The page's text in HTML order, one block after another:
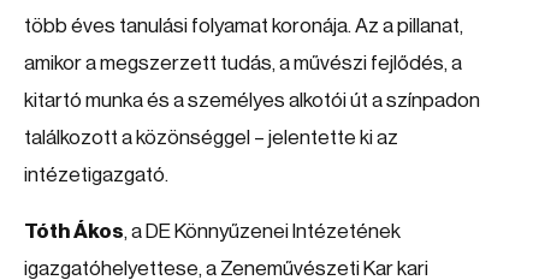
több éves tanulási folyamat koronája. Az a pillanat,
amikor a megszerzett tudás, a művészi fejlődés, a
kitartó munka és a személyes alkotói út a színpadon
találkozott a közönséggel – jelentette ki az
intézetigazgató.
Tóth Ákos, a DE Könnyűzenei Intézetének
igazgatóhelyettese, a Zeneművészeti Kar kari